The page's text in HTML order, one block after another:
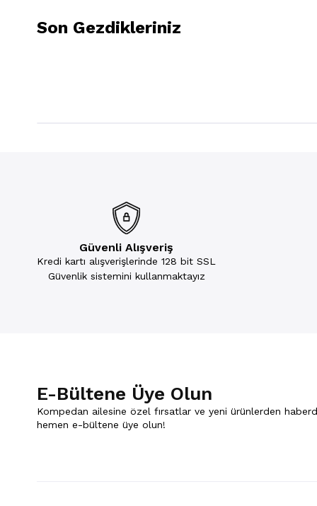
Son Gezdikleriniz
Güvenli Alışveriş
Kredi kartı alışverişlerinde 128 bit SSL
Güvenlik sistemini kullanmaktayız
E-Bültene Üye Olun
Kompedan ailesine özel fırsatlar ve yeni ürünlerden
hemen e-bültene üye olun!